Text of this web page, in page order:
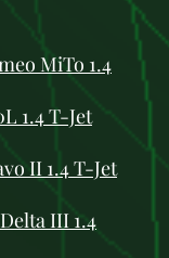
MiTo 1.4
1.4 T-Jet
II 1.4 T-Jet
III 1.4